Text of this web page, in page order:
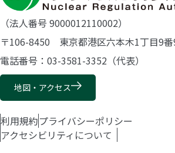
（法人番号 9000012110002）
〒106-8450 東京都港区六本木1丁目9
電話番号：03-3581-3352（代表）
地図・アクセス
利用規約プライバシーポリシー
アクセシビリティについて